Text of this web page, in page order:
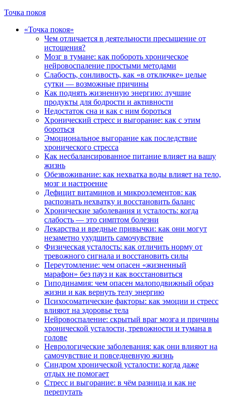
Точка покоя
«Точка покоя»
Чем отличается в деятельности пресыщение от
истощения?
Мозг в тумане: как побороть хроническое
нейровоспаление простыми методами
Слабость, сонливость, как «в отключке» целые
сутки — возможные причины
Как поднять жизненную энергию: лучшие
продукты для бодрости и активности
Недостаток сна и как с ним бороться
Хронический стресс и выгорание: как с этим
бороться
Эмоциональное выгорание как последствие
хронического стресса
Как несбалансированное питание влияет на вашу
жизнь
Обезвоживание: как нехватка воды влияет на тело,
мозг и настроение
Дефицит витаминов и микроэлементов: как
распознать нехватку и восстановить баланс
Хронические заболевания и усталость: когда
слабость — это симптом болезни
Лекарства и вредные привычки: как они могут
незаметно ухудшить самочувствие
Физическая усталость: как отличить норму от
тревожного сигнала и восстановить силы
Переутомление: чем опасен «жизненный
марафон» без пауз и как восстановиться
Гиподинамия: чем опасен малоподвижный образ
жизни и как вернуть телу энергию
Психосоматические факторы: как эмоции и стресс
влияют на здоровье тела
Нейровоспаление: скрытый враг мозга и причины
хронической усталости, тревожности и тумана в
голове
Неврологические заболевания: как они влияют на
самочувствие и повседневную жизнь
Синдром хронической усталости: когда даже
отдых не помогает
Стресс и выгорание: в чём разница и как не
перепутать